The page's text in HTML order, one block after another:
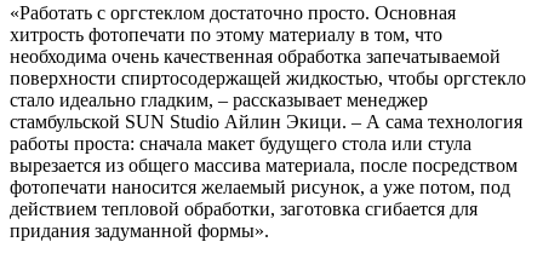
«Работать с оргстеклом достаточно просто. Основная
хитрость фотопечати по этому материалу в том, что
необходима очень качественная обработка запечатываемой
поверхности спиртосодержащей жидкостью, чтобы оргстекло
стало идеально гладким, – рассказывает менеджер
стамбульской SUN Studio Айлин Экици. – А сама технология
работы проста: сначала макет будущего стола или стула
вырезается из общего массива материала, после посредством
фотопечати наносится желаемый рисунок, а уже потом, под
действием тепловой обработки, заготовка сгибается для
придания задуманной формы».